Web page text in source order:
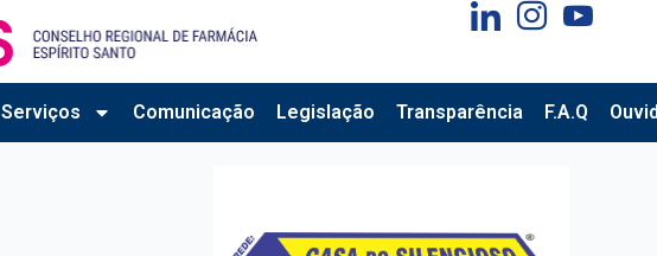
Serviços Comunicação Legislação Transparência F.A.Q